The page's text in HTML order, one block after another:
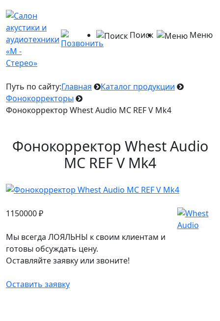
Меню
Поиск
Путь по сайту:Главная
Каталог продукции
Фонокорректоры
Фонокорректор Whest Audio MC REF V Mk4
Фонокорректор Whest Audio
MC REF V Mk4
1150000₽
Мы всегда ЛОЯЛЬНЫ к своим клиентам и
готовы обсуждать цену.
Оставляйте заявку или звоните!
Оставить заявку